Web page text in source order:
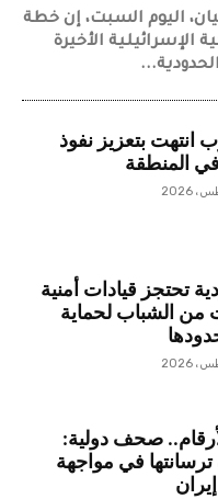
اليوم السبت، إن خطة
الإسرائيلية الأخيرة
انتهت بتعزيز نفوذ
المنطقة
تحتجز قيادات أمنية
من الشباب لحماية
صحف دولية:
في مواجهة
إيران